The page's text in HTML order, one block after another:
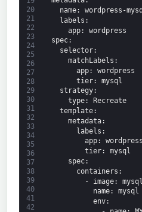
20
21
22
23
24
25
26
27
28
29
30
31
32
33
34
35
36
37
38
39
40
41
42
name: wordpress-
labels :
app: wordpress
spec:
selector:
matchLabels :
app: wordpress
tier: mysql
strategy:
type: Recreate
template:
metadata:
labels :
app: wordpress
tier: mysql
spec:
containers :
-
image: mysql
name: mysql
env: